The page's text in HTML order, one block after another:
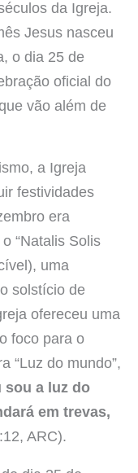
da Igreja.
Jesus nasceu
o dia 25 de
oficial do
vão além de
a Igreja
festividades
era
“Natalis Solis
uma
solstício de
ofereceu uma
foco para o
“Luz do mundo”,
sou a luz do
em trevas,
ARC).